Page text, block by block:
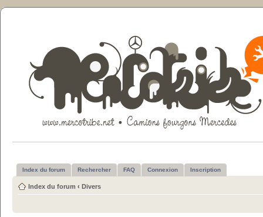
Index du forum Rechercher FAQ Connexion Inscription
Index du forum ‹ Divers